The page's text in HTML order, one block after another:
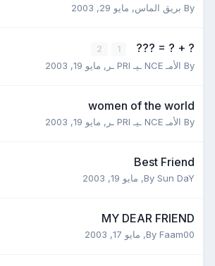
By بريق الماس, مايو 29, 2003
? + ? = ???
1
2
By الأمـ NCE ـيـ PRI ـر , مايو 19, 2003
women of the world
By الأمـ NCE ـيـ PRI ـر , مايو 19, 2003
Best Friend
By Sun DaY
, مايو 19, 2003
MY DEAR FRIEND
By Faam00
, مايو 17, 2003